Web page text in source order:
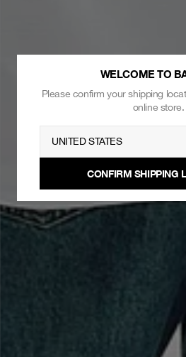
WELCOME TO
Please confirm your shipping
online store.
UNITED STATES
CONFIRM SHIPPING